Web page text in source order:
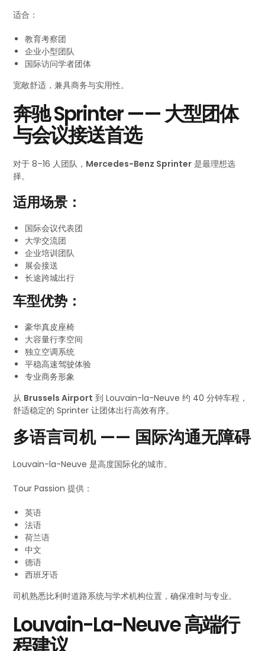
适合：
教育考察团
企业小型团队
国际访问学者团体
宽敞舒适，兼具商务与实用性。
奔驰 Sprinter —— 大型团体
与会议接送首选
对于 8–16 人团队， Mercedes-Benz Sprinter 是最理想选
择。
适用场景：
国际会议代表团
大学交流团
企业培训团队
展会接送
长途跨城出行
车型优势：
豪华真皮座椅
大容量行李空间
独立空调系统
平稳高速驾驶体验
专业商务形象
从 Brussels Airport 到 Louvain-la-Neuve 约 40 分钟车程，
舒适稳定的 Sprinter 让团体出行高效有序。
多语言司机 —— 国际沟通无障碍
Louvain-la-Neuve 是高度国际化的城市。
Tour Passion 提供：
英语
法语
荷兰语
中文
德语
西班牙语
司机熟悉比利时道路系统与学术机构位置，确保准时与专业。
Louvain-La-Neuve 高端行